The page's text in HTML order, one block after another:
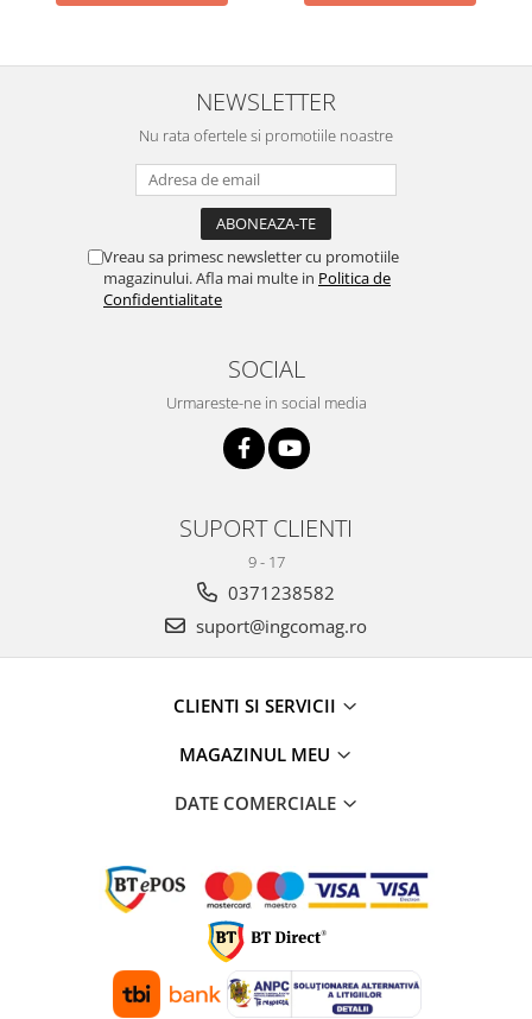
NEWSLETTER
Nu rata ofertele si promotiile noastre
Vreau sa primesc newsletter cu promotiile
magazinului. Afla mai multe in Politica de
Confidentialitate
SOCIAL
Urmareste-ne in social media
SUPORT CLIENTI
9 - 17
0371238582
suport@ingcomag.ro
CLIENTI SI SERVICII
MAGAZINUL MEU
DATE COMERCIALE